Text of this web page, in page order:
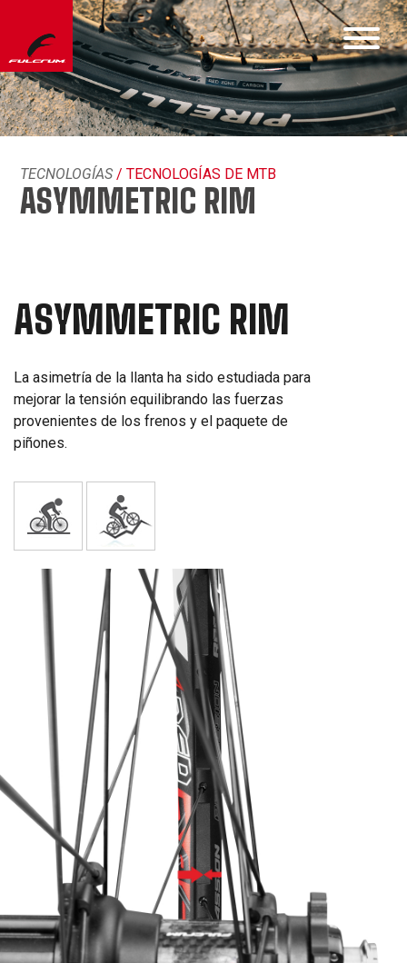
TECNOLOGÍAS / TECNOLOGÍAS DE MTB
ASYMMETRIC RIM
ASYMMETRIC RIM
La asimetría de la llanta ha sido estudiada para
mejorar la tensión equilibrando las fuerzas
provenientes de los frenos y el paquete de
piñones.